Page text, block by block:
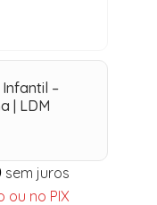
–
| LDM
sem juros
ou no PIX